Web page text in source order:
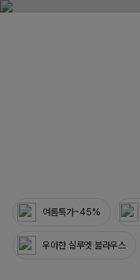
여름특가~45%
우아한 실루엣 블라우스